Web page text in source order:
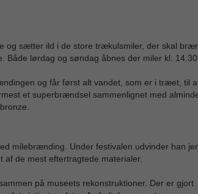
og sætter ild i de store trækulsmiler, der skal
lørdag og søndag åbnes der miler kl. 14.30.
og får først alt vandet, som er i træet, til
et superbrændsel sammenlignet med
milebrænding. Under festivalen udvinder han
de mest eftertragtede materialer.
på museets rekonstruktioner. Der er gjort